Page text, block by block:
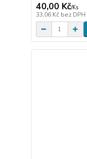
40,00 Kč/Ks
33,06 Kč bez DPH